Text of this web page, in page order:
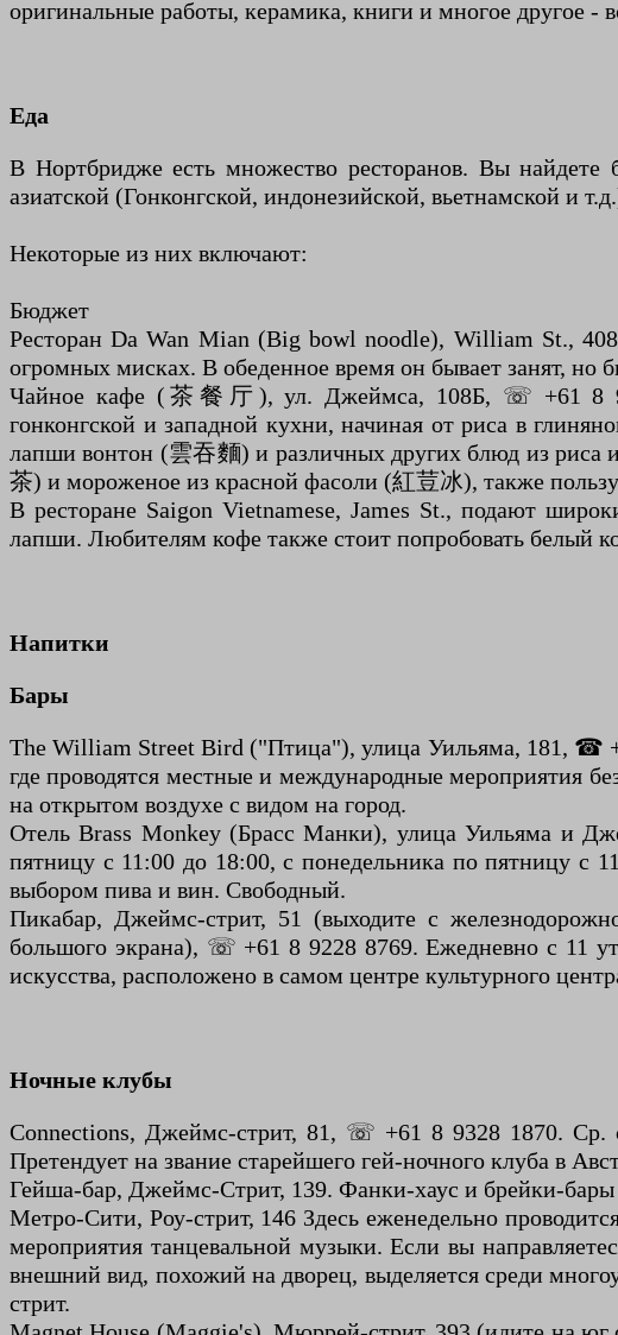
оригинальные работы, керамика, книги и многое другое -
Еда
В Нортбридже есть множество ресторанов. Вы
азиатской (Гонконгской, индонезийской, вьетнамской и
Некоторые из них включают:
Бюджет
Ресторан Da Wan Mian (Big bowl noodle), William St.,
огромных мисках. В обеденное время он бывает занят, но
Чайное кафе (茶餐厅), ул. Джеймса, 108Б, ☏ +61 8
гонконгской и западной кухни, начиная от риса в
лапши вонтон (雲吞麵) и различных других блюд из риса
茶) и мороженое из красной фасоли (紅荳冰), также
В ресторане Saigon Vietnamese, James St., подают
лапши. Любителям кофе также стоит попробовать белый
Напитки
Бары
The William Street Bird ("Птица"), улица Уильяма, 181, ☎
где проводятся местные и международные мероприятия
на открытом воздухе с видом на город.
Отель Brass Monkey (Брасс Манки), улица Уильяма и
пятницу с 11:00 до 18:00, с понедельника по пятницу с
выбором пива и вин. Свободный.
Пикабар, Джеймс-стрит, 51 (выходите с
большого экрана), ☏ +61 8 9228 8769. Ежедневно с 11
искусства, расположено в самом центре культурного
Ночные клубы
Connections, Джеймс-стрит, 81, ☏ +61 8 9328 1870.
Претендует на звание старейшего гей-ночного клуба в
Гейша-бар, Джеймс-Стрит, 139. Фанки-хаус и брейки-бары
Метро-Сити, Роу-стрит, 146 Здесь еженедельно
мероприятия танцевальной музыки. Если вы
внешний вид, похожий на дворец, выделяется среди
стрит.